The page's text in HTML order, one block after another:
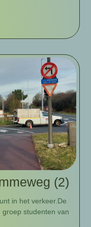
(2)
in het verkeer.De
studenten van